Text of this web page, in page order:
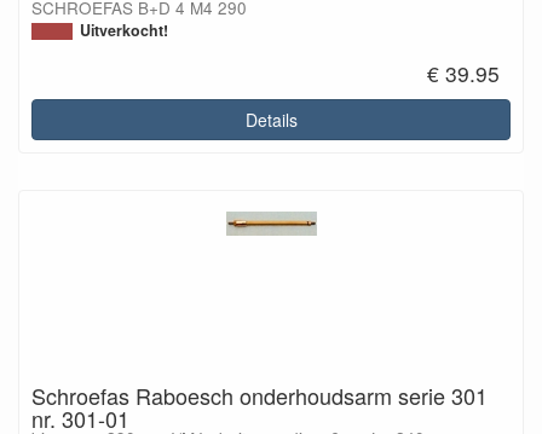
SCHROEFAS B+D 4 M4 290
Uitverkocht!
€ 39.95
Details
Schroefas Raboesch onderhoudsarm serie 301
nr. 301-01